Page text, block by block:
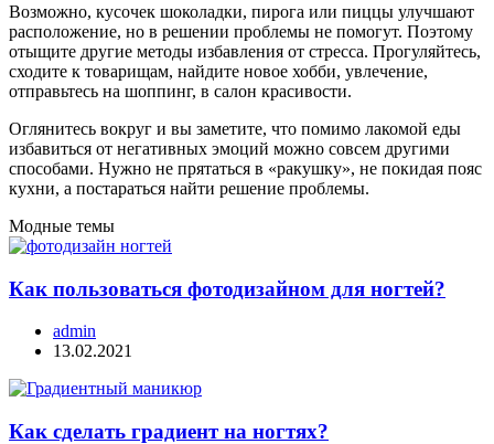
Возможно, кусочек шоколадки, пирога или пиццы улучшают
расположение, но в решении проблемы не помогут. Поэтому
отыщите другие методы избавления от стресса. Прогуляйтесь,
сходите к товарищам, найдите новое хобби, увлечение,
отправьтесь на шоппинг, в салон красивости.
Оглянитесь вокруг и вы заметите, что помимо лакомой еды
избавиться от негативных эмоций можно совсем другими
способами. Нужно не прятаться в «ракушку», не покидая пояс
кухни, а постараться найти решение проблемы.
Модные темы
Как пользоваться фотодизайном для ногтей?
admin
13.02.2021
Как сделать градиент на ногтях?